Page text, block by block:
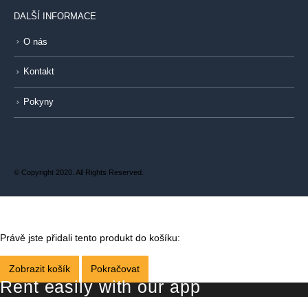
DALŠÍ INFORMACE
O nás
Kontakt
Pokyny
© Copyright 2020. All Rights Reserved.
Právě jste přidali tento produkt do košíku:
Zobrazit košík Pokračovat
Rent easily with our app